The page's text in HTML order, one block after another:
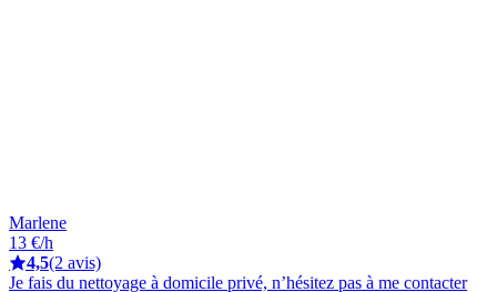
Marlene
13 €/h
4,5(2 avis)
Je fais du nettoyage à domicile privé, n’hésitez pas à me contacter